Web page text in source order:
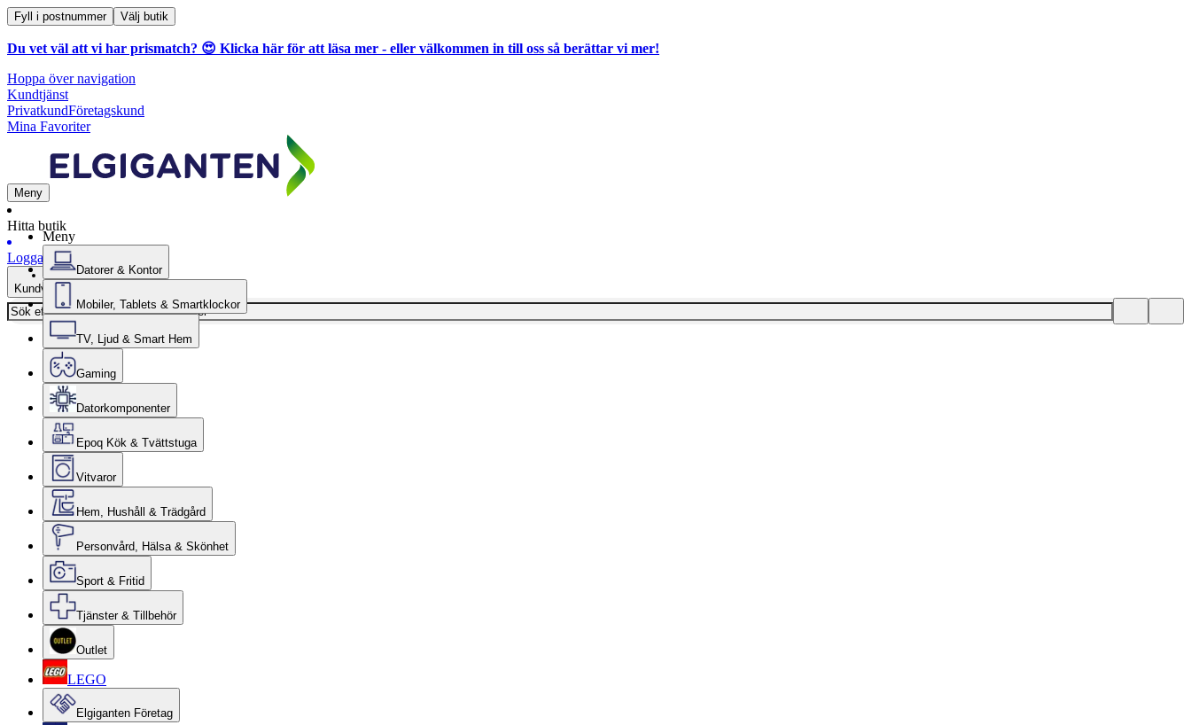
Fyll i postnummer Välj butik
Du vet väl att vi har prismatch? 😍 Klicka här för att läsa mer - eller välkommen in till oss så berättar vi mer!
Hoppa över navigation
Kundtjänst
PrivatkundFöretagskund
Mina Favoriter
Meny
Hitta butik
Logga in
Kundvagn
Meny
Datorer & Kontor
Mobiler, Tablets & Smartklockor
TV, Ljud & Smart Hem
Gaming
Datorkomponenter
Epoq Kök & Tvättstuga
Vitvaror
Hem, Hushåll & Trädgård
Personvård, Hälsa & Skönhet
Sport & Fritid
Tjänster & Tillbehör
Outlet
LEGO
Elgiganten Företag